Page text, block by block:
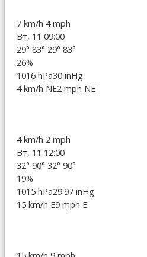
7 km/h 4 mph
Вт, 11 09:00
29° 83° 29° 83°
26%
1016 hPa30 inHg
4 km/h NE2 mph NE
4 km/h 2 mph
Вт, 11 12:00
32° 90° 32° 90°
19%
1015 hPa29.97 inHg
15 km/h E9 mph E